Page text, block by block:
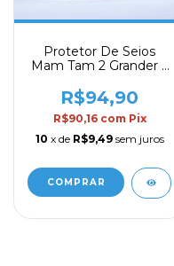
Protetor De Seios
Mam Tam 2 Grander 2
R$94,90
R$90,16 com Pix
10 x de R$9,49 sem juros